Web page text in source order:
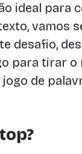
ideal para
vamos
desafio,
para tirar o
de